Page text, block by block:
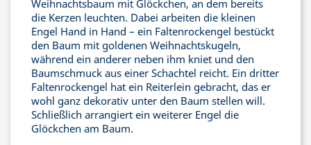
Weihnachtsbaum mit Glöckchen, an dem bereits
die Kerzen leuchten. Dabei arbeiten die kleinen
Engel Hand in Hand – ein Faltenrockengel bestückt
den Baum mit goldenen Weihnachtskugeln,
während ein anderer neben ihm kniet und den
Baumschmuck aus einer Schachtel reicht. Ein dritter
Faltenrockengel hat ein Reiterlein gebracht, das er
wohl ganz dekorativ unter den Baum stellen will.
Schließlich arrangiert ein weiterer Engel die
Glöckchen am Baum.